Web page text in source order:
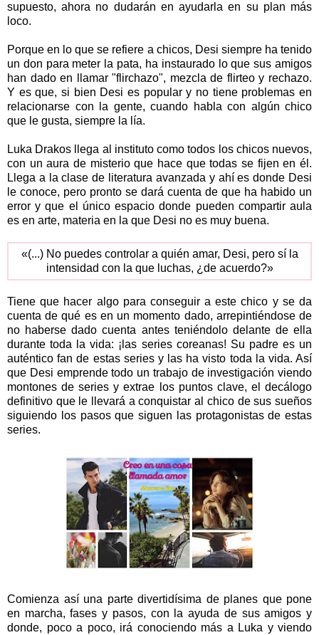
supuesto, ahora no dudarán en ayudarla en su plan más
loco.
Porque en lo que se refiere a chicos, Desi siempre ha tenido
un don para meter la pata, ha instaurado lo que sus amigos
han dado en llamar "flirchazo", mezcla de flirteo y rechazo.
Y es que, si bien Desi es popular y no tiene problemas en
relacionarse con la gente, cuando habla con algún chico
que le gusta, siempre la lía.
Luka Drakos llega al instituto como todos los chicos nuevos,
con un aura de misterio que hace que todas se fijen en él.
Llega a la clase de literatura avanzada y ahí es donde Desi
le conoce, pero pronto se dará cuenta de que ha habido un
error y que el único espacio donde pueden compartir aula
es en arte, materia en la que Desi no es muy buena.
«(...) No puedes controlar a quién amar, Desi, pero sí la
intensidad con la que luchas, ¿de acuerdo?»
Tiene que hacer algo para conseguir a este chico y se da
cuenta de qué es en un momento dado, arrepintiéndose de
no haberse dado cuenta antes teniéndolo delante de ella
durante toda la vida: ¡las series coreanas! Su padre es un
auténtico fan de estas series y las ha visto toda la vida. Así
que Desi emprende todo un trabajo de investigación viendo
montones de series y extrae los puntos clave, el decálogo
definitivo que le llevará a conquistar al chico de sus sueños
siguiendo los pasos que siguen las protagonistas de estas
series.
Comienza así una parte divertidísima de planes que pone
en marcha, fases y pasos, con la ayuda de sus amigos y
donde, poco a poco, irá conociendo más a Luka y viendo